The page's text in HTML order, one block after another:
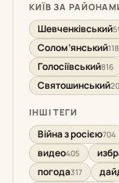
КИЇВ ЗА
Шевченківський
Солом’янський
Голосіївський816
Святошинський
ІНШІ ТЕГИ
Війна з росією704
видео405
погода317